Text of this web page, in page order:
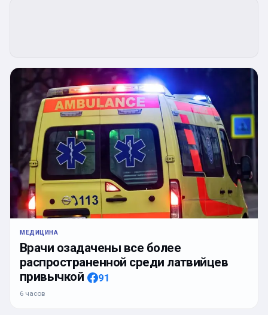
МЕДИЦИНА
Врачи озадачены все более
распространенной среди латвийцев
привычкой
91
6 часов